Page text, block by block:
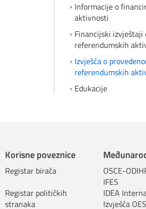
Informacije o
aktivnosti
Financijski
referendumskih
Izvješća o
referendumskih
Edukacije
Korisne poveznice
Registar birača
Registar političkih
stranaka
OSCE-
IFES
IDEA
Izvješća